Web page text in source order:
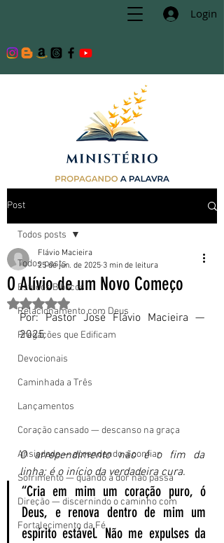
Login
Post
Todos posts
Estudos Bíblicos
Relacionamento com Deus
Pregações que Edificam
Devocionais
Caminhada a Três
Lançamentos
Coração cansado — descanso na graça
Ansiedade — aprendendo a confiar
Sofrimento — quando a dor não passa
Direção — discernindo o caminho com
Fortalecimento da Fé
Todos posts
O Alívio de um Novo Começo
Flávio Macieira
25 de jun. de 2025 3 min de leitura
Avaliado com NaN de 5 estrelas.
Por: Pastor José Flávio Macieira —
2025
O arrependimento não é o fim da
linha; é o início da verdadeira cura.
“Cria em mim um coração puro, ó
Deus, e renova dentro de mim um
espírito estável. Não me expulses da